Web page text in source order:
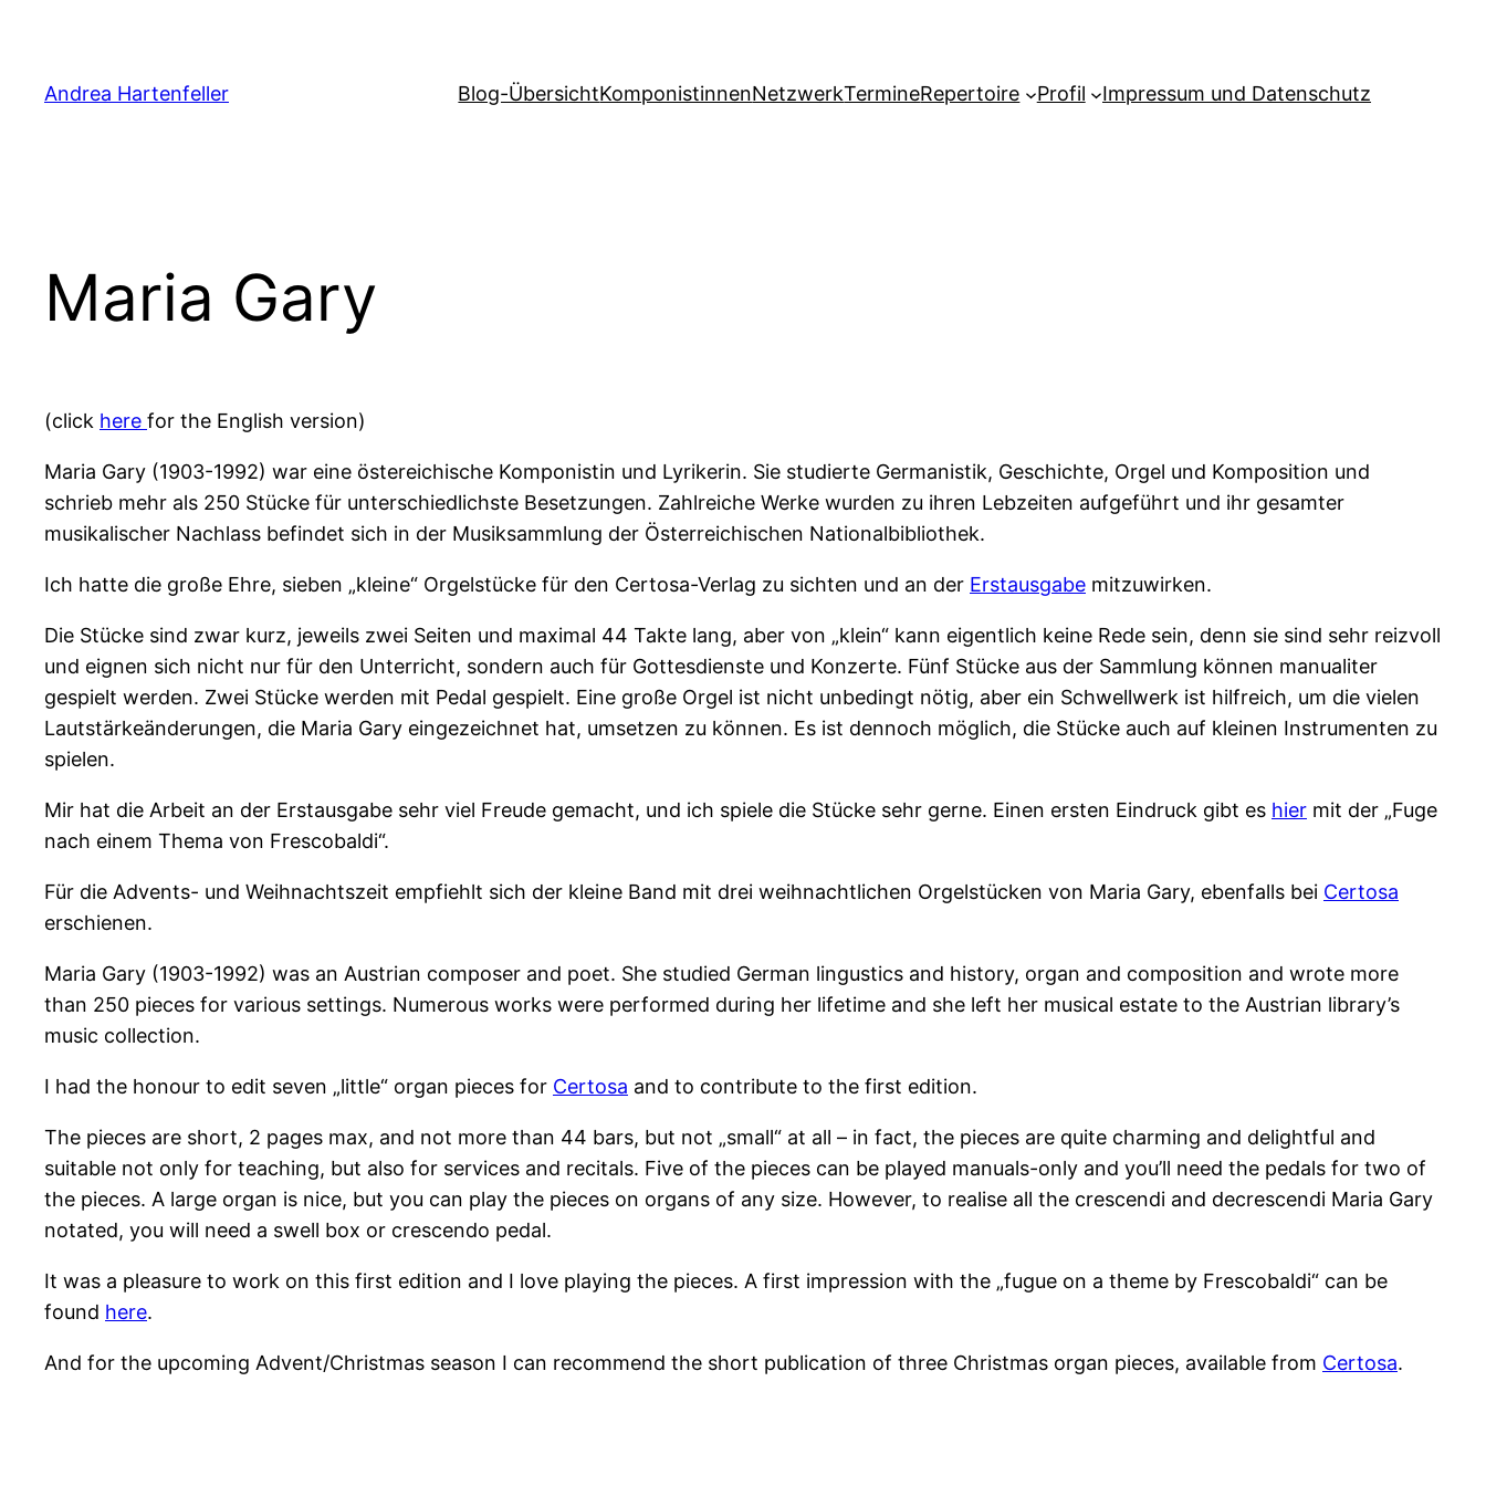
springen
Andrea Hartenfeller Blog-ÜbersichtKomponistinnenNetzwerkTermineRepertoire Profil Impressum und Datenschutz
Maria Gary
(click here for the English version)
Maria Gary (1903-1992) war eine östereichische Komponistin und Lyrikerin. Sie studierte Germanistik, Geschichte, Orgel und Komposition und
schrieb mehr als 250 Stücke für unterschiedlichste Besetzungen. Zahlreiche Werke wurden zu ihren Lebzeiten aufgeführt und ihr gesamter
musikalischer Nachlass befindet sich in der Musiksammlung der Österreichischen Nationalbibliothek.
Ich hatte die große Ehre, sieben „kleine“ Orgelstücke für den Certosa-Verlag zu sichten und an der Erstausgabe mitzuwirken.
Die Stücke sind zwar kurz, jeweils zwei Seiten und maximal 44 Takte lang, aber von „klein“ kann eigentlich keine Rede sein, denn sie sind sehr reizvoll
und eignen sich nicht nur für den Unterricht, sondern auch für Gottesdienste und Konzerte. Fünf Stücke aus der Sammlung können manualiter
gespielt werden. Zwei Stücke werden mit Pedal gespielt. Eine große Orgel ist nicht unbedingt nötig, aber ein Schwellwerk ist hilfreich, um die vielen
Lautstärkeänderungen, die Maria Gary eingezeichnet hat, umsetzen zu können. Es ist dennoch möglich, die Stücke auch auf kleinen Instrumenten zu
spielen.
Mir hat die Arbeit an der Erstausgabe sehr viel Freude gemacht, und ich spiele die Stücke sehr gerne. Einen ersten Eindruck gibt es hier mit der „Fuge
nach einem Thema von Frescobaldi“.
Für die Advents- und Weihnachtszeit empfiehlt sich der kleine Band mit drei weihnachtlichen Orgelstücken von Maria Gary, ebenfalls bei Certosa
erschienen.
Maria Gary (1903-1992) was an Austrian composer and poet. She studied German lingustics and history, organ and composition and wrote more
than 250 pieces for various settings. Numerous works were performed during her lifetime and she left her musical estate to the Austrian library’s
music collection.
I had the honour to edit seven „little“ organ pieces for Certosa and to contribute to the first edition.
The pieces are short, 2 pages max, and not more than 44 bars, but not „small“ at all – in fact, the pieces are quite charming and delightful and
suitable not only for teaching, but also for services and recitals. Five of the pieces can be played manuals-only and you’ll need the pedals for two of
the pieces. A large organ is nice, but you can play the pieces on organs of any size. However, to realise all the crescendi and decrescendi Maria Gary
notated, you will need a swell box or crescendo pedal.
It was a pleasure to work on this first edition and I love playing the pieces. A first impression with the „fugue on a theme by Frescobaldi“ can be
found here.
And for the upcoming Advent/Christmas season I can recommend the short publication of three Christmas organ pieces, available from Certosa.